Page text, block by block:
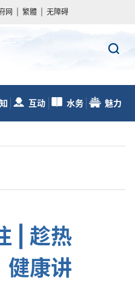
网 繁體 无障碍
互动 水务 魅力
| 趁热
健康讲